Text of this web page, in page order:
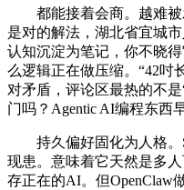
都能接着会商。越难被
是对的解法，湖北省宜城
认知沉淀为笔记，你不晓
么逻辑正在做压缩。“42吋
对矛盾，评论区最热的不
门吗？Agentic AI编程东西
持久偏好固化为人格。
现患。意味着它天然是多
存正在的AI。但OpenClaw